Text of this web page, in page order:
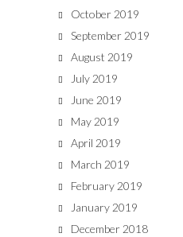
October 2019
September 2019
August 2019
July 2019
June 2019
May 2019
April 2019
March 2019
February 2019
January 2019
December 2018